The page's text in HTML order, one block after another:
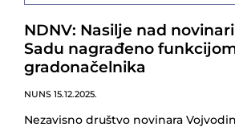
NDNV: Nasilje nad
Sadu nagrađeno
gradonačelnika
NUNS 15.12.2025.
Nezavisno društvo novinara